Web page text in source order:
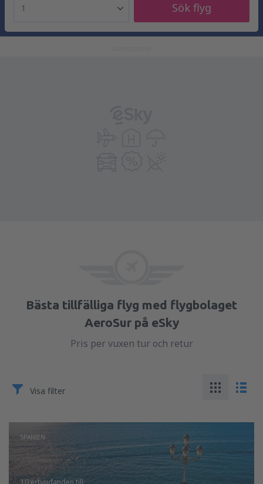
1 Sök flyg
Bästa tillfälliga flyg med flygbolaget
AeroSur på eSky
Pris per vuxen tur och retur
Visa filter
SPANIEN